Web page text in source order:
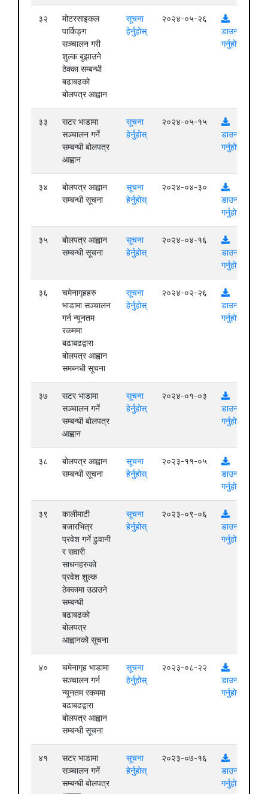
३२
मोटरसाइकल
पार्किङ्ग
सञ्चालन गरी
शुल्क बुझाउने
ठेक्का सम्बन्धी
बढाबढको
बोलपत्र आह्वान
सूचना
हेर्नुहोस्
२०२४-०५-२६
डाउनलोड
गर्नुहोस्
३३
सटर भाडामा
सञ्चालन गर्ने
सम्बन्धी बोलपत्र
आह्वान
सूचना
हेर्नुहोस्
२०२४-०५-१५
डाउनलोड
गर्नुहोस्
३४
बोलपत्र आह्वान
सम्बन्धी सूचना
सूचना
हेर्नुहोस्
२०२४-०४-३०
डाउनलोड
गर्नुहोस्
३५
बोलपत्र आह्वान
सम्बन्धी सूचना
सूचना
हेर्नुहोस्
२०२४-०४-१६
डाउनलोड
गर्नुहोस्
३६
चमेनागृहहरु
भाडामा सञ्चालन
गर्न न्यूनतम
रकममा
बढाबढद्वारा
बोलपत्र आह्वान
समब्नधी सूचना
सूचना
हेर्नुहोस्
२०२४-०२-२६
डाउनलोड
गर्नुहोस्
३७
सटर भाडामा
सञ्चालन गर्ने
सम्बन्धी बोलपत्र
आह्वान
सूचना
हेर्नुहोस्
२०२४-०१-०३
डाउनलोड
गर्नुहोस्
३८
बोलपत्र आह्वान
सम्बन्धी सूचना
सूचना
हेर्नुहोस्
२०२३-११-०५
डाउनलोड
गर्नुहोस्
३९
कालीमाटी
बजारभित्र
प्रवेश गर्ने ढुवानी
र सवारी
साधनहरुको
प्रवेश शुल्क
ठेक्कामा उठाउने
सम्बन्धी
बढाबढको
बोलपत्र
आह्वानको सूचना
सूचना
हेर्नुहोस्
२०२३-०९-०६
डाउनलोड
गर्नुहोस्
४०
चमेनागृह भाडामा
सञ्चालन गर्न
न्यूनतम रकममा
बढाबढद्वारा
बोलपत्र आह्वान
सम्बन्धी सूचना
सूचना
हेर्नुहोस्
२०२३-०८-२२
डाउनलोड
गर्नुहोस्
४१
सटर भाडामा
सञ्चालन गर्ने
सम्बन्धी बोलपत्र
सूचना
हेर्नुहोस्
२०२३-०७-१६
डाउनलोड
गर्नुहोस्